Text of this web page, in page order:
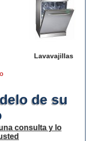
Lavavajillas
de su
consulta y lo